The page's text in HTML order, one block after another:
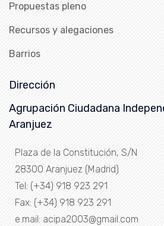
Propuestas pleno
Recursos y alegaciones
Barrios
Dirección
Agrupación Ciudadana
Aranjuez
Plaza de la Constitución, S/N
28300 Aranjuez (Madrid)
Tel: (+34) 918 923 291
Fax: (+34) 918 923 291
e.mail: acipa2003@gmail.com